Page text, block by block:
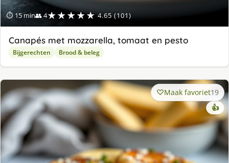
⏱ 15 min👥 4★★★★★ 4.65 (101)
Canapés met mozzarella, tomaat en pesto
Bijgerechten Brood & beleg
Maak favoriet19
👍